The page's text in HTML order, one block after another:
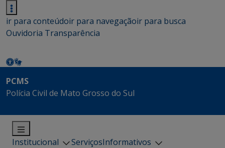
ir para conteúdoir para navegaçãoir para busca
Ouvidoria Transparência
PCMS
Polícia Civil de Mato Grosso do Sul
Institucional ServiçosInformativos